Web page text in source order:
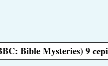
Bible Mysteries) 9